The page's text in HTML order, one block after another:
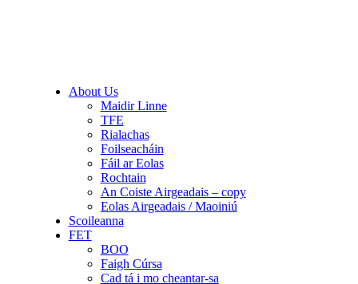
About Us
Maidir Linne
TFE
Rialachas
Foilseacháin
Fáil ar Eolas
Rochtain
An Coiste Airgeadais – copy
Eolas Airgeadais / Maoiniú
Scoileanna
FET
BOO
Faigh Cúrsa
Cad tá i mo cheantar-sa